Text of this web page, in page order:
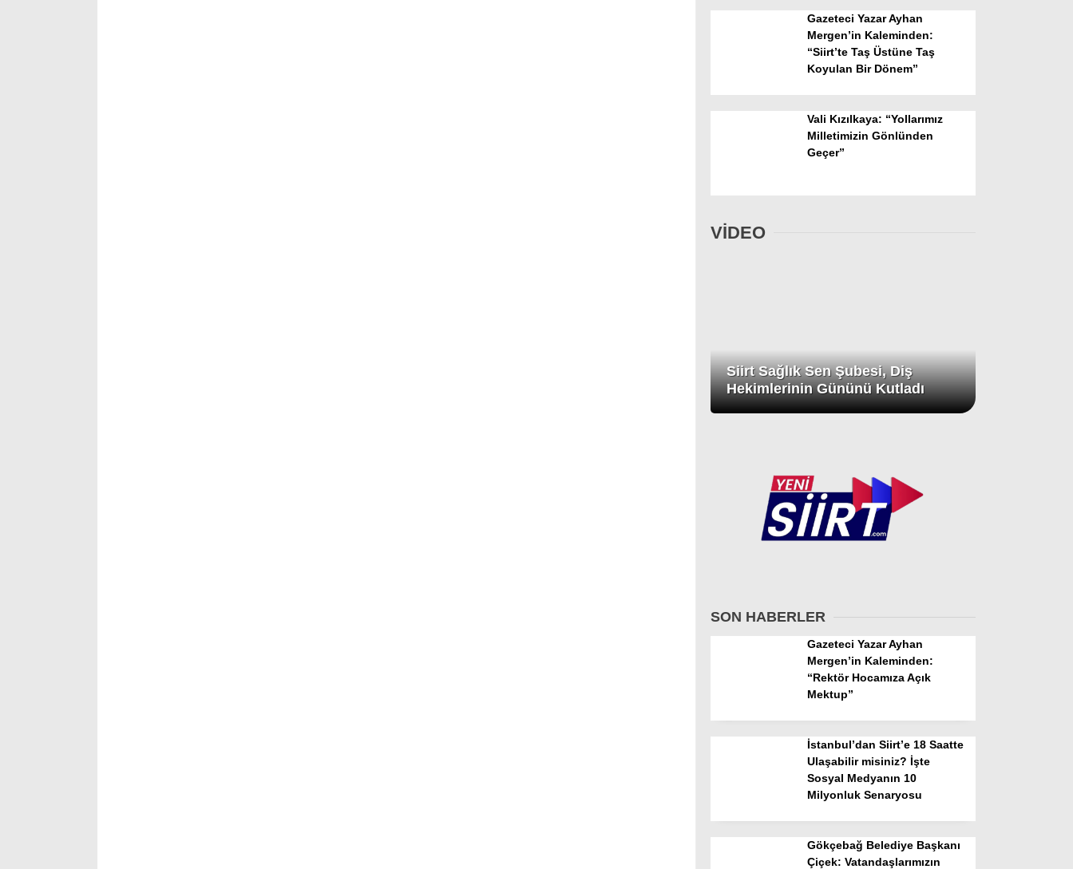
Gazeteci Yazar Ayhan
Mergen’in Kaleminden:
“Siirt’te Taş Üstüne Taş
Koyulan Bir Dönem”
Vali Kızılkaya: “Yollarımız
Milletimizin Gönlünden
Geçer”
VİDEO
Siirt Sağlık Sen Şubesi, Diş
Hekimlerinin Gününü Kutladı
SON HABERLER
Gazeteci Yazar Ayhan
Mergen’in Kaleminden:
“Rektör Hocamıza Açık
Mektup”
İstanbul’dan Siirt’e 18 Saatte
Ulaşabilir misiniz? İşte
Sosyal Medyanın 10
Milyonluk Senaryosu
Gökçebağ Belediye Başkanı
Çiçek: Vatandaşlarımızın